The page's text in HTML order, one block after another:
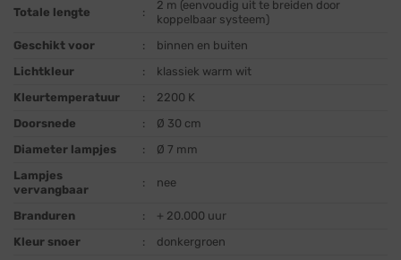
Totale lengte :
2 m (eenvoudig uit te breiden door
koppelbaar systeem)
Geschikt voor
:
binnen en buiten
Lichtkleur
:
klassiek warm wit
Kleurtemperatuur
:
2200 K
Doorsnede
:
Ø 30 cm
Diameter lampjes
:
Ø 7 mm
Lampjes
vervangbaar
: nee
Branduren :
+ 20.000 uur
Kleur snoer
: donkergroen